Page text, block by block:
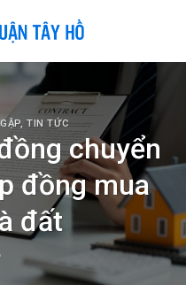
,TIN TỨC
chuyển
đồng mua
đất